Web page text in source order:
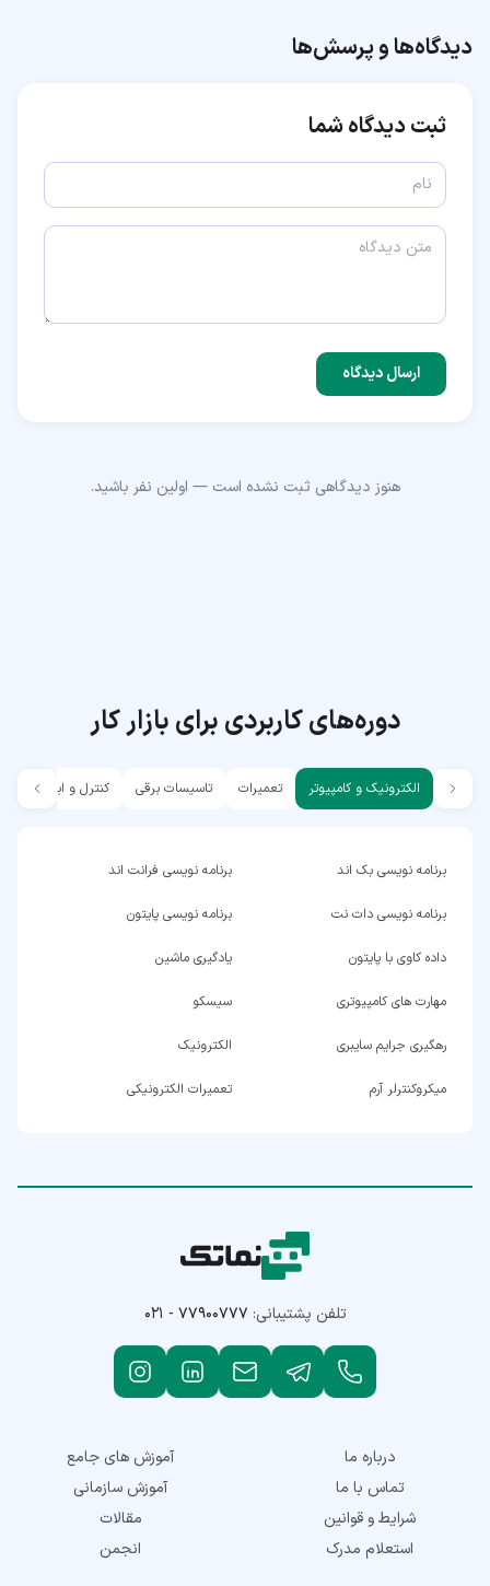
دیدگاه‌ها و پرسش‌ها
ثبت دیدگاه شما
ارسال دیدگاه
هنوز دیدگاهی ثبت نشده است — اولین نفر باشید.
دوره‌های کاربردی برای بازار کار
الکترونیک و کامپیوتر تعمیرات تاسیسات برقی کنترل و ابزار دقیق
برنامه نویسی بک اند برنامه نویسی فرانت اند
برنامه نویسی دات نت برنامه نویسی پایتون
داده کاوی با پایتون یادگیری ماشین
مهارت های کامپیوتری سیسکو
رهگیری جرایم سایبری الکترونیک
میکروکنترلر آرم تعمیرات الکترونیکی
تلفن پشتیبانی: ۰۲۱ - ۷۷۹۰۰۷۷۷
درباره ما
تماس با ما
شرایط و قوانین
استعلام مدرک
آموزش های جامع
آموزش سازمانی
مقالات
انجمن